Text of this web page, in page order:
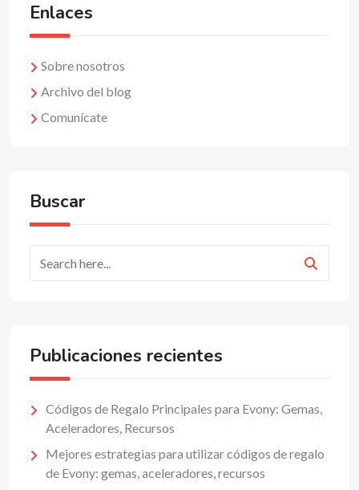
Enlaces
Sobre nosotros
Archivo del blog
Comunícate
Buscar
Publicaciones recientes
Códigos de Regalo Principales para Evony: Gemas,
Aceleradores, Recursos
Mejores estrategias para utilizar códigos de regalo
de Evony: gemas, aceleradores, recursos